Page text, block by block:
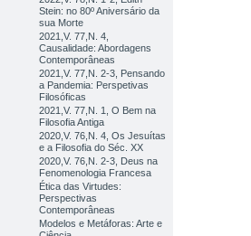
Stein: no 80º Aniversário da
sua Morte
2021,V. 77,N. 4,
Causalidade: Abordagens
Contemporâneas
2021,V. 77,N. 2-3, Pensando
a Pandemia: Perspetivas
Filosóficas
2021,V. 77,N. 1, O Bem na
Filosofia Antiga
2020,V. 76,N. 4, Os Jesuítas
e a Filosofia do Séc. XX
2020,V. 76,N. 2-3, Deus na
Fenomenologia Francesa
Ética das Virtudes:
Perspectivas
Contemporâneas
Modelos e Metáforas: Arte e